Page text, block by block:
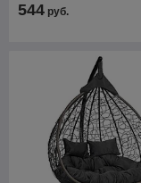
544 руб.